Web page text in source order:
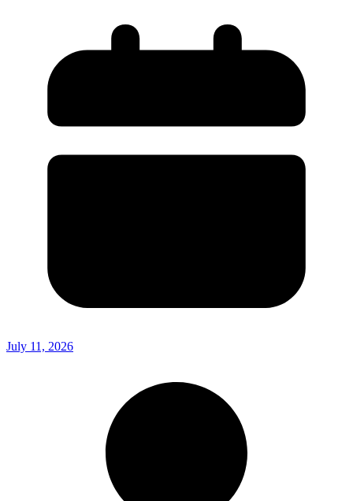
July 11, 2026